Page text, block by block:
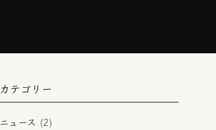
カテゴリー
ニュース (2)